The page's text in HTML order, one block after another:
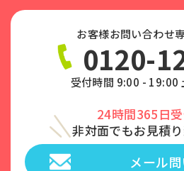
お客様お問い合わせ
0120-
受付時間 9:00 - 19:00
24時間365日受
非対面でもお見積
メール